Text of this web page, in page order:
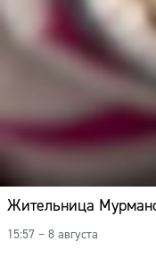
Жительница
15:57 – 8 августа